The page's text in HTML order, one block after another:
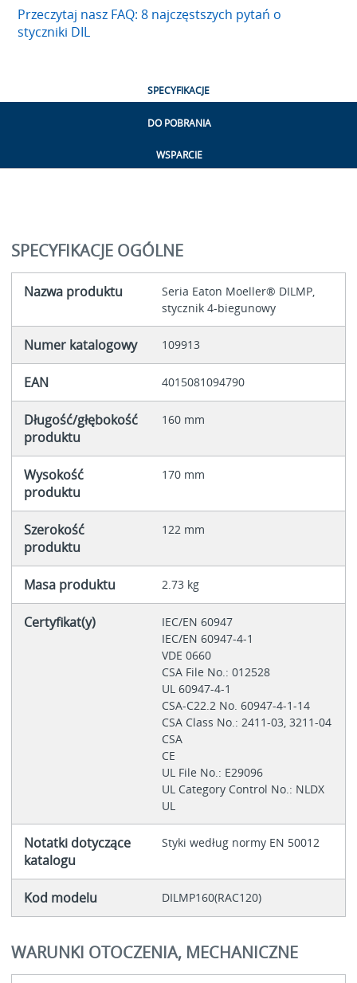
Przeczytaj nasz FAQ: 8 najczęstszych pytań o
styczniki DIL
SPECYFIKACJE
DO POBRANIA
WSPARCIE
SPECYFIKACJE OGÓLNE
Nazwa produktu
Seria Eaton Moeller® DILMP,
stycznik 4-biegunowy
Numer katalogowy 109913
EAN 4015081094790
Długość/głębokość
produktu
160 mm
Wysokość
produktu
170 mm
Szerokość
produktu
122 mm
Masa produktu 2.73 kg
Certyfikat(y)
IEC/EN 60947
IEC/EN 60947-4-1
VDE 0660
CSA File No.: 012528
UL 60947-4-1
CSA-C22.2 No. 60947-4-1-14
CSA Class No.: 2411-03, 3211-04
CSA
CE
UL File No.: E29096
UL Category Control No.: NLDX
UL
Notatki dotyczące
katalogu
Styki według normy EN 50012
Kod modelu DILMP160(RAC120)
WARUNKI OTOCZENIA, MECHANICZNE